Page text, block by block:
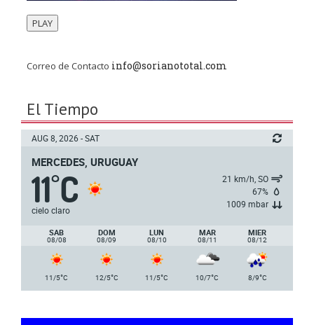
PLAY
Correo de Contacto info@sorianototal.com
El Tiempo
AUG 8, 2026 - SAT
MERCEDES, URUGUAY
11°C
cielo claro
21 km/h, SO
67%
1009 mbar
SAB
08/08
DOM
08/09
LUN
08/10
MAR
08/11
MIER
08/12
11/5°C 12/5°C 11/5°C 10/7°C 8/9°C